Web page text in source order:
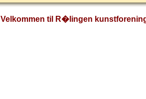
Velkommen til R�lingen